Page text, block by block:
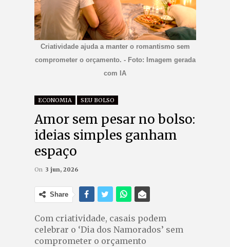
Criatividade ajuda a manter o romantismo sem
comprometer o orçamento. - Foto: Imagem gerada
com IA
ECONOMIA SEU BOLSO
Amor sem pesar no bolso:
ideias simples ganham
espaço
On 3 jun, 2026
Share
Com criatividade, casais podem
celebrar o ‘Dia dos Namorados’ sem
comprometer o orçamento